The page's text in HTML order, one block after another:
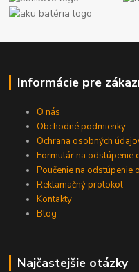
Informácie pre
O nás
Obchodné podmienky
Ochrana osobných
Formulár na odstúpenie
Poučenie na odstúpenie
Reklamačný protokol
Kontakty
Blog
Najčastejšie otázky